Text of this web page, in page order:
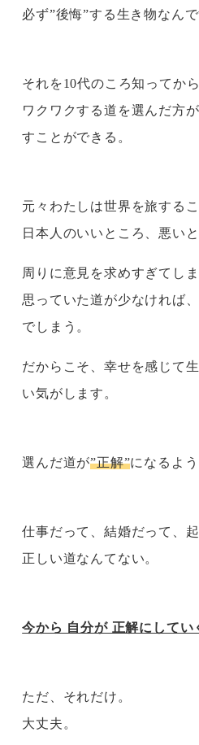
必ず”後悔”する生き物なんで
それを10代のころ知ってから
ワクワクする道を選んだ方
すことができる。
元々わたしは世界を旅する
日本人のいいところ、悪いと
周りに意見を求めすぎてしま
思っていた道が少なければ
でしまう。
だからこそ、幸せを感じて
い気がします。
選んだ道が”正解”になるよ
仕事だって、結婚だって、起
正しい道なんてない。
今から 自分が 正解にしてい
ただ、それだけ。
大丈夫。